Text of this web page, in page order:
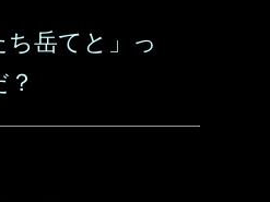
岳てと」っ